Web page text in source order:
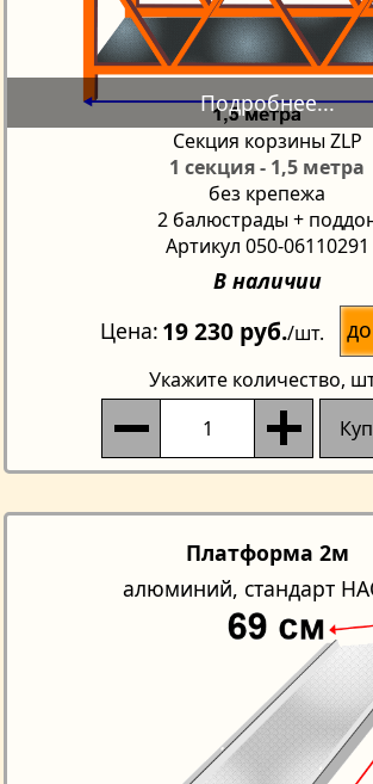
Секция корзины ZLP
1 секция - 1,5 метра
без крепежа
2 балюстрады +
Артикул 050-06110291
В наличии
Цена 19 230 руб./шт.
Укажите количество,
Платформа 2м
алюминий, стандарт